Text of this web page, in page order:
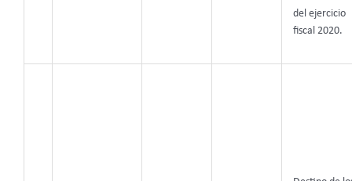
del ejercicio
fiscal 2020.